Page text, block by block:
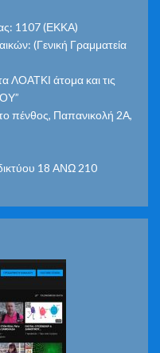
1107 (ΕΚΚΑ)
(Γενική Γραμματεία
ΛΟΑΤΚΙ άτομα και τις
πένθος, Παπανικολή 2Α,
18 ΑΝΩ 210